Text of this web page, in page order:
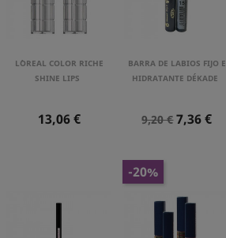
L´OREAL COLOR RICHE
SHINE LIPS
Precio
13,06 €
BARRA DE LABIOS FIJO E
HIDRATANTE DÉKADE
Precio
9,20 €Precio
7,36 €
-20%